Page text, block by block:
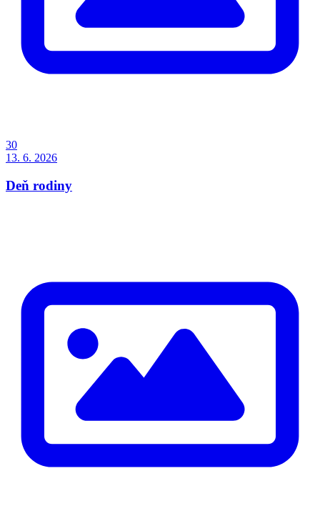
30
13. 6. 2026
Deň rodiny